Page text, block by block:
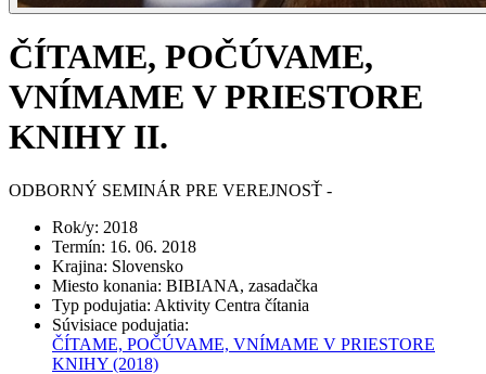
ČÍTAME, POČÚVAME,
VNÍMAME V PRIESTORE
KNIHY II.
ODBORNÝ SEMINÁR PRE VEREJNOSŤ -
Rok/y: 2018
Termín: 16. 06. 2018
Krajina: Slovensko
Miesto konania: BIBIANA, zasadačka
Typ podujatia: Aktivity Centra čítania
Súvisiace podujatia:
ČÍTAME, POČÚVAME, VNÍMAME V PRIESTORE
KNIHY (2018)